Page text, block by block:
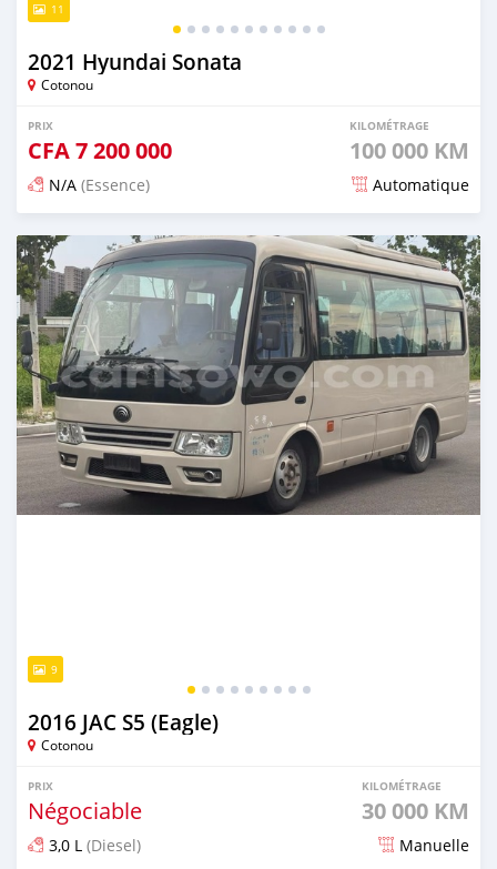
11
2021 Hyundai Sonata
Cotonou
PRIX
CFA7 200 000
KILOMÉTRAGE
100 000 KM
N/A (Essence) Automatique
Publié il y a 6 jours
9
2016 JAC S5 (Eagle)
Cotonou
PRIX
Négociable
KILOMÉTRAGE
30 000 KM
3,0 L (Diesel) Manuelle